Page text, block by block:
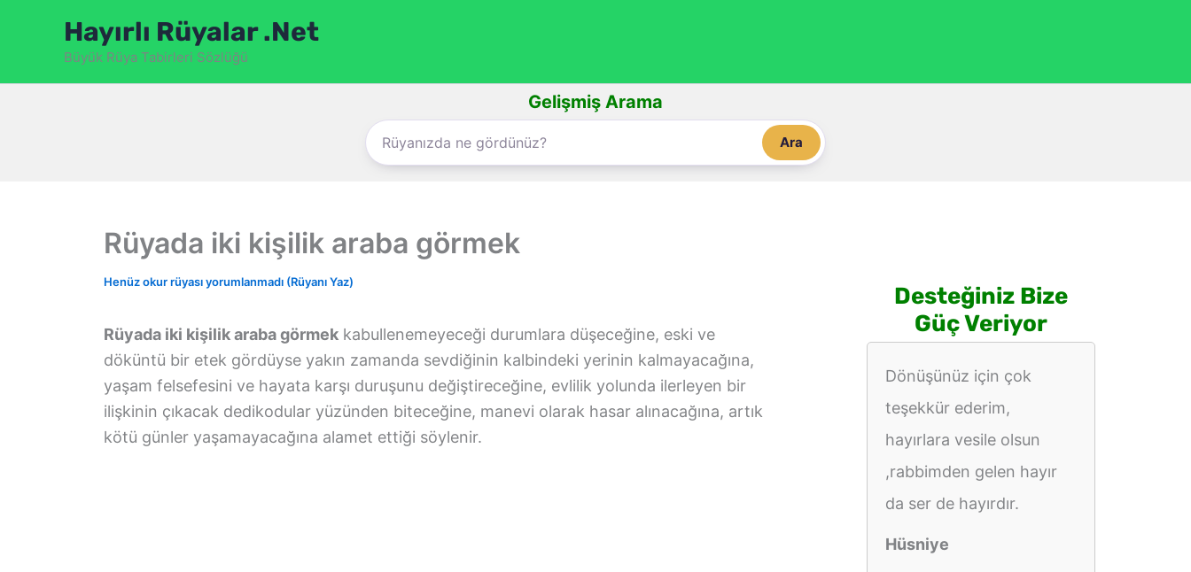
Hayırlı Rüyalar .Net
Büyük Rüya Tabirleri Sözlüğü
Gelişmiş Arama
Ara
Rüyada iki kişilik araba görmek
Henüz okur rüyası yorumlanmadı (Rüyanı Yaz)
Rüyada iki kişilik araba görmek kabullenemeyeceği durumlara düşeceğine, eski ve
döküntü bir etek gördüyse yakın zamanda sevdiğinin kalbindeki yerinin kalmayacağına,
yaşam felsefesini ve hayata karşı duruşunu değiştireceğine, evlilik yolunda ilerleyen bir
ilişkinin çıkacak dedikodular yüzünden biteceğine, manevi olarak hasar alınacağına, artık
kötü günler yaşamayacağına alamet ettiği söylenir.
Desteğiniz Bize
Güç Veriyor
Dönüşünüz için çok
teşekkür ederim,
hayırlara vesile olsun
,rabbimden gelen hayır
da ser de hayırdır.
Hüsniye